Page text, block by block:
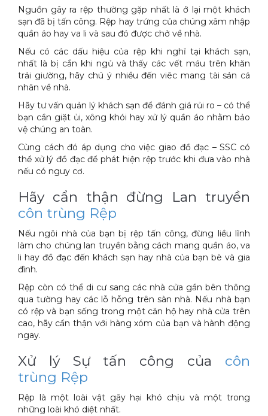
Nguồn gây ra rệp thường gặp nhất là ở lại một khách
sạn đã bị tấn công. Rệp hay trứng của chúng xâm nhập
quần áo hay va li và sau đó được chở về nhà.
Nếu có các dấu hiệu của rệp khi nghỉ tại khách sạn,
nhất là bị cắn khi ngủ và thấy các vết máu trên khăn
trải giường, hãy chú ý nhiều đến viêc mang tài sản cá
nhân về nhà.
Hãy tư vấn quản lý khách sạn để đánh giá rủi ro – có thể
bạn cần giặt ủi, xông khói hay xử lý quần áo nhằm bảo
vệ chúng an toàn.
Cùng cách đó áp dụng cho việc giao đồ đạc – SSC có
thể xử lý đồ đạc để phát hiện rệp trước khi đưa vào nhà
nếu có nguy cơ.
Hãy cẩn thận đừng Lan truyền
côn trùng Rệp
Nếu ngôi nhà của bạn bị rệp tấn công, đừng liều lĩnh
làm cho chúng lan truyền bằng cách mang quần áo, va
li hay đồ đạc đến khách sạn hay nhà của bạn bè và gia
đình.
Rệp còn có thể di cư sang các nhà cửa gần bên thông
qua tường hay các lỗ hỗng trên sàn nhà. Nếu nhà bạn
có rệp và bạn sống trong một căn hộ hay nhà cửa trên
cao, hãy cẩn thận với hàng xóm của bạn và hành động
ngay.
Xử lý Sự tấn công của côn
trùng Rệp
Rệp là một loài vật gây hại khó chịu và một trong
những loài khó diệt nhất.